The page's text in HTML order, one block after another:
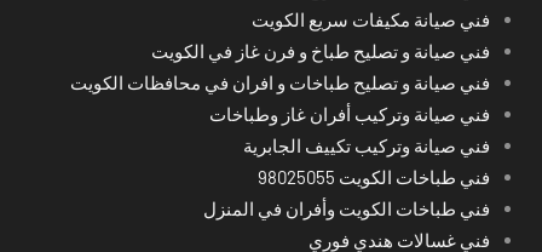
فني صيانة مكيفات سريع الكويت
فني صيانة و تصليح طباخ و فرن غاز في الكويت
فني صيانة و تصليح طباخات و افران في محافظات الكويت
فني صيانة وتركيب أفران غاز وطباخات
فني صيانة وتركيب تكييف الجابرية
فني طباخات الكويت 98025055
فني طباخات الكويت وأفران في المنزل
فني غسالات هندي فوري